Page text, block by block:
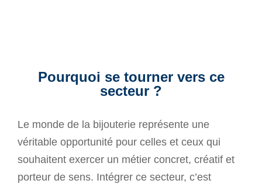
Pourquoi se tourner vers ce
secteur ?
Le monde de la bijouterie représente une
véritable opportunité pour celles et ceux qui
souhaitent exercer un métier concret, créatif et
porteur de sens. Intégrer ce secteur, c’est